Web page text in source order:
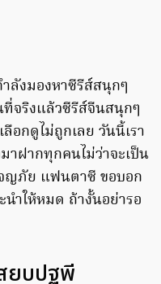
ลังมองหาซีรีส์สนุกๆ
ที่จริงแล้วซีรีส์จีนสนุกๆ
อกดูไม่ถูกเลย วันนี้เรา
าฝากทุกคนไม่ว่าจะเป็น
ญภัย แฟนตาซี ขอบอก
นำให้หมด ถ้างั้นอย่ารอ
ยบปฐพี